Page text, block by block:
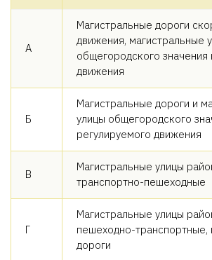
А
Магистральные дороги
движения, магистральные
общегородского
движения
Б
Магистральные дороги и
улицы общегородского
регулируемого движения
В
Магистральные улицы
транспортно-пешеходные
Г
Магистральные улицы
пешеходно-транспортные,
дороги